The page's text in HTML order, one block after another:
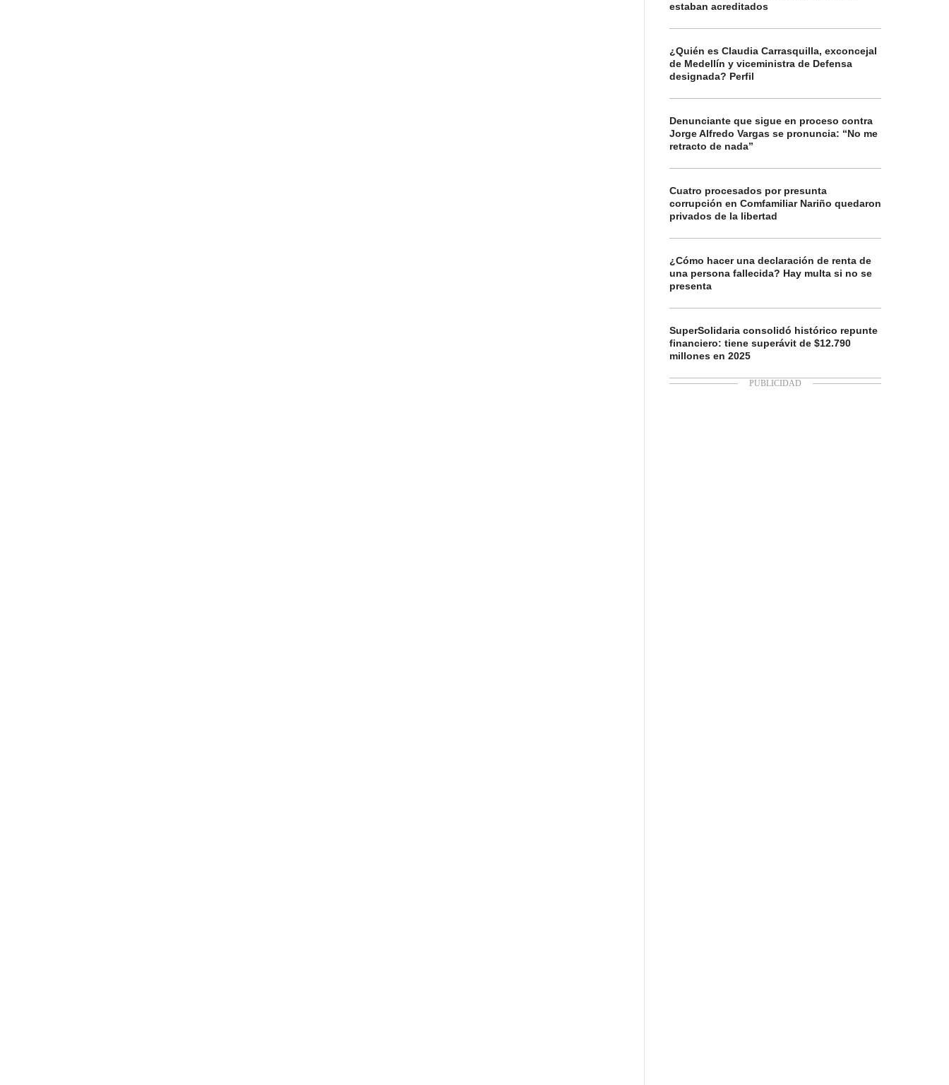
estaban acreditados
¿Quién es Claudia Carrasquilla, exconcejal
de Medellín y viceministra de Defensa
designada? Perfil
Denunciante que sigue en proceso contra
Jorge Alfredo Vargas se pronuncia: “No me
retracto de nada”
Cuatro procesados por presunta
corrupción en Comfamiliar Nariño quedaron
privados de la libertad
¿Cómo hacer una declaración de renta de
una persona fallecida? Hay multa si no se
presenta
SuperSolidaria consolidó histórico repunte
financiero: tiene superávit de $12.790
millones en 2025